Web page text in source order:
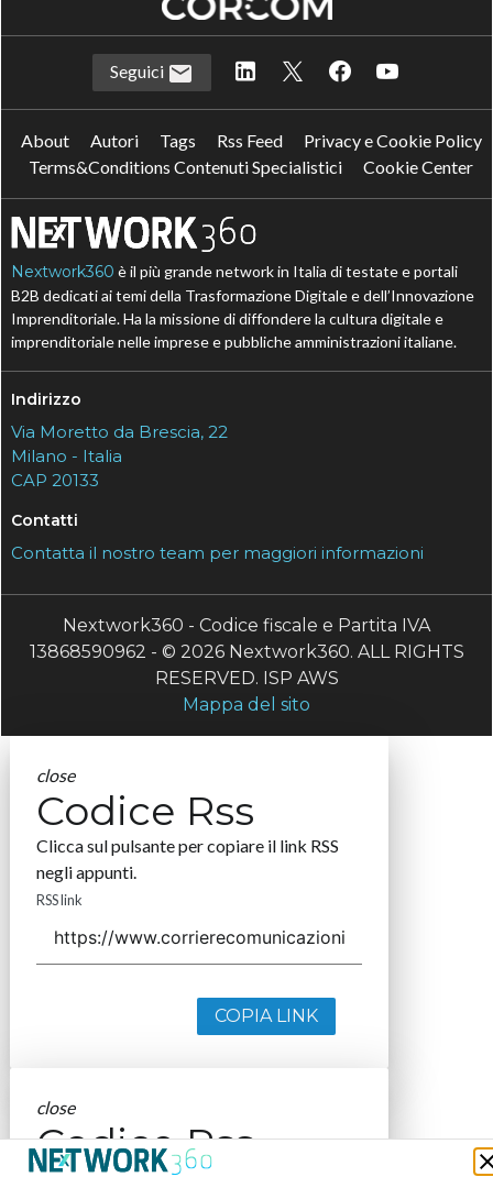
Seguici
About Autori Tags Rss Feed
Privacy e Cookie Policy
Terms&Conditions Contenuti Specialistici
Cookie Center
Nextwork360 è il più grande network in Italia di testate e portali
B2B dedicati ai temi della Trasformazione Digitale e dell’Innovazione
Imprenditoriale. Ha la missione di diffondere la cultura digitale e
imprenditoriale nelle imprese e pubbliche amministrazioni italiane.
Indirizzo
Via Moretto da Brescia, 22
Milano - Italia
CAP 20133
Contatti
Contatta il nostro team per maggiori informazioni
Nextwork360 - Codice fiscale e Partita IVA
13868590962 - © 2026 Nextwork360. ALL RIGHTS
RESERVED. ISP AWS
Mappa del sito
close
Codice Rss
Clicca sul pulsante per copiare il link RSS
negli appunti.
RSS link
COPIA LINK
close
Codice Rss